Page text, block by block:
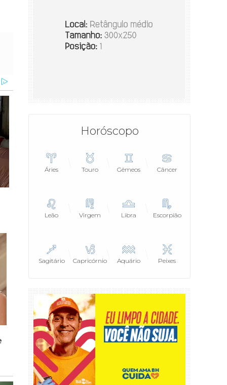
Horóscopo
Áries Touro Gêmeos Câncer
Leão Virgem Libra Escorpião
Sagitário Capricórnio Aquário Peixes